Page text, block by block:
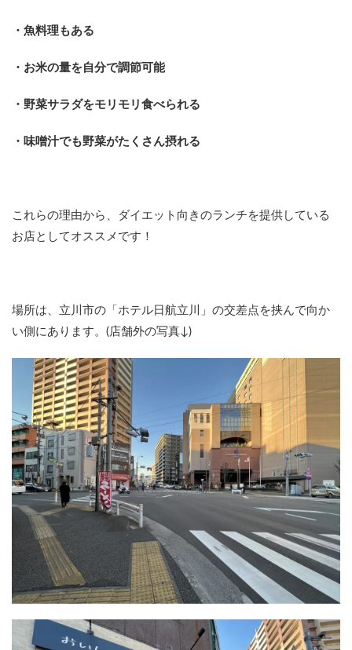
・魚料理もある
・お米の量を自分で調節可能
・野菜サラダをモリモリ食べられる
・味噌汁でも野菜がたくさん摂れる
これらの理由から、ダイエット向きのランチを提供している
お店としてオススメです！
場所は、立川市の「ホテル日航立川」の交差点を挟んで向か
い側にあります。(店舗外の写真↓)